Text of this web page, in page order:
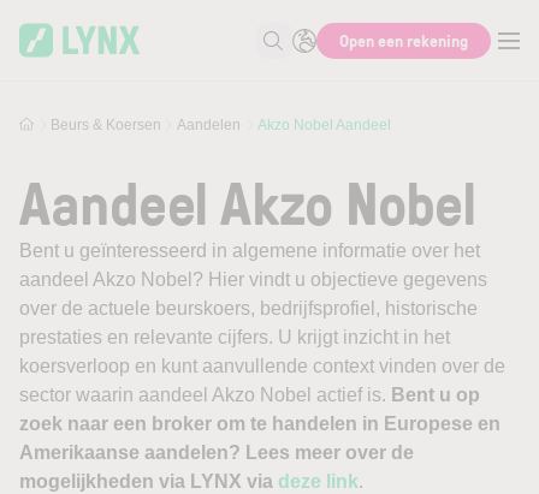
Zoek naar informatie
Open een rekening
Beurs & Koersen Aandelen Akzo Nobel Aandeel
Aandeel Akzo Nobel
Bent u geïnteresseerd in algemene informatie over het
aandeel Akzo Nobel? Hier vindt u objectieve gegevens
over de actuele beurskoers, bedrijfsprofiel, historische
prestaties en relevante cijfers. U krijgt inzicht in het
koersverloop en kunt aanvullende context vinden over de
sector waarin aandeel Akzo Nobel actief is. Bent u op
zoek naar een broker om te handelen in Europese en
Amerikaanse aandelen? Lees meer over de
mogelijkheden via LYNX via deze link.